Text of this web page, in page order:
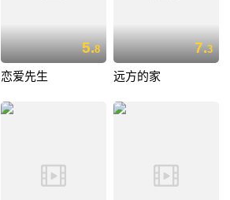
5.8
恋爱先生
7.3
远方的家